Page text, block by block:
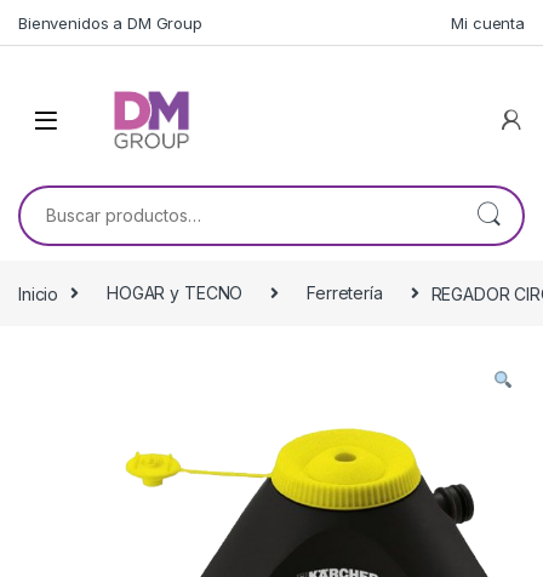
Bienvenidos a DM Group Mi cuenta
Buscar por:
Inicio HOGAR y TECNO Ferretería REGADOR